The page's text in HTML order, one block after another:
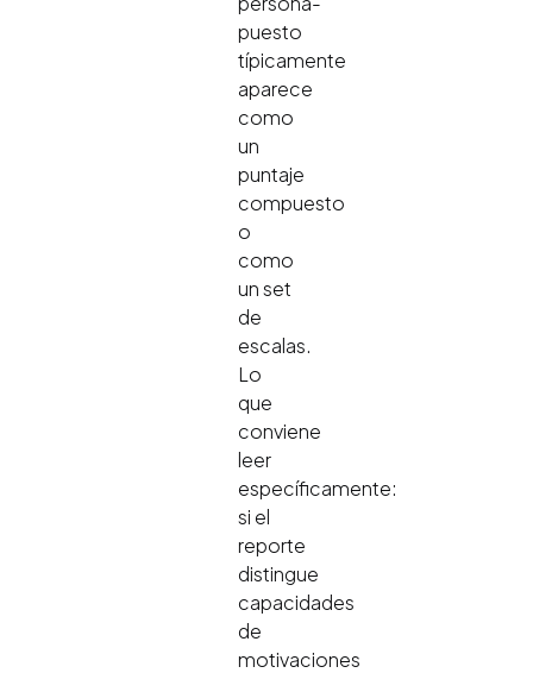
puesto
típicamente
aparece
como
un
puntaje
compuesto
o
como
un set
de
escalas.
Lo
que
conviene
leer
específicamente:
si el
reporte
distingue
capacidades
de
motivaciones